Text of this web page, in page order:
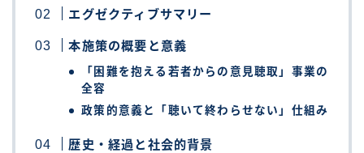
エグゼクティブサマリー
本施策の概要と意義
「困難を抱える若者からの意見聴取」事業の
全容
政策的意義と「聴いて終わらせない」仕組み
歴史・経過と社会的背景